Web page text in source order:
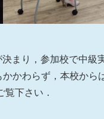
まり，参加校で中級
かわらず，本校から
下さい．